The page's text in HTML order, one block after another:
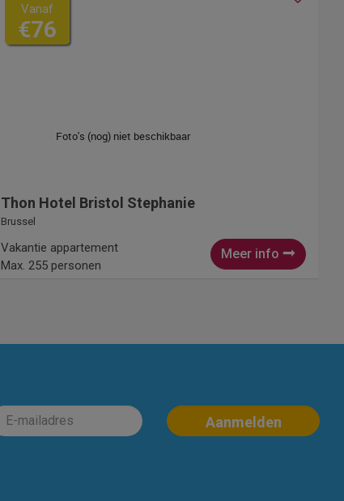
Vanaf
€76
Thon Hotel Bristol Stephanie
Brussel
Meer info
Vakantie appartement
Max. 255 personen